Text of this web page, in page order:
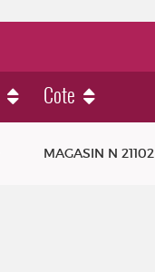
Cote
MAGASIN N 21102